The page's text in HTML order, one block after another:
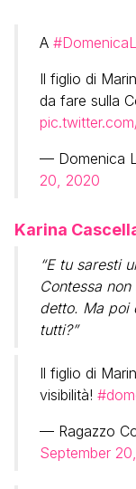
A
Il figlio di
da fare sulla
— Domenica
20, 2020
Karina
“E tu saresti
Contessa
detto. Ma poi
tutti?”
Il figlio di
visibilità!
— Ragazzo
September